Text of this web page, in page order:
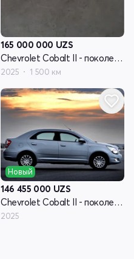
165 000 000 UZS
Chevrolet Cobalt II - поколение рестайлинг
2025 1 500 км
Новый
146 455 000 UZS
Chevrolet Cobalt II - поколение рестайлинг
2025